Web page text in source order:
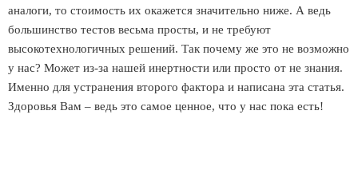
аналоги, то стоимость их окажется значительно ниже. А ведь
большинство тестов весьма просты, и не требуют
высокотехнологичных решений. Так почему же это не возможно
у нас? Может из-за нашей инертности или просто от не знания.
Именно для устранения второго фактора и написана эта статья.
Здоровья Вам – ведь это самое ценное, что у нас пока есть!